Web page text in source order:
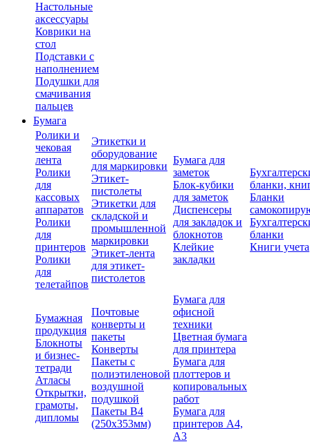
Настольные
аксессуары
Коврики на
стол
Подставки с
наполнением
Подушки для
смачивания
пальцев
Бумага
Ролики и
чековая
лента
Ролики
для
кассовых
аппаратов
Ролики
для
принтеров
Ролики
для
телетайпов
Этикетки и
оборудование
для маркировки
Этикет-
пистолеты
Этикетки для
складской и
промышленной
маркировки
Этикет-лента
для этикет-
пистолетов
Бумага для
заметок
Блок-кубики
для заметок
Диспенсеры
для закладок и
блокнотов
Клейкие
закладки
бланки,
Бланки
бланки
Книги учета
Бумажная
продукция
Блокноты
и бизнес-
тетради
Атласы
Открытки,
грамоты,
дипломы
Почтовые
конверты и
пакеты
Конверты
Пакеты с
полиэтиленовой
воздушной
подушкой
Пакеты В4
(250х353мм)
Бумага для
офисной
техники
Цветная бумага
для принтера
Бумага для
плоттеров и
копировальных
работ
Бумага для
принтеров А4,
А3